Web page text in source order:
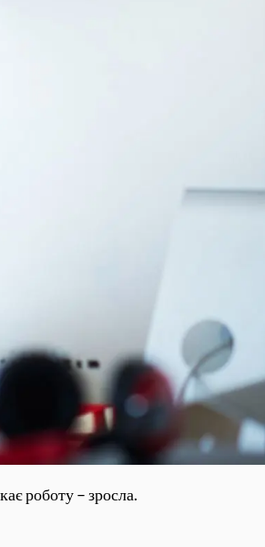
роботу – зросла.